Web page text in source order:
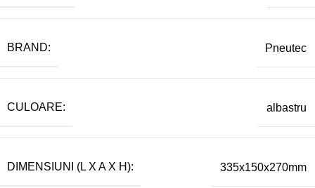
BRAND: Pneutec
CULOARE: albastru
DIMENSIUNI (L X A X H): 335x150x270mm